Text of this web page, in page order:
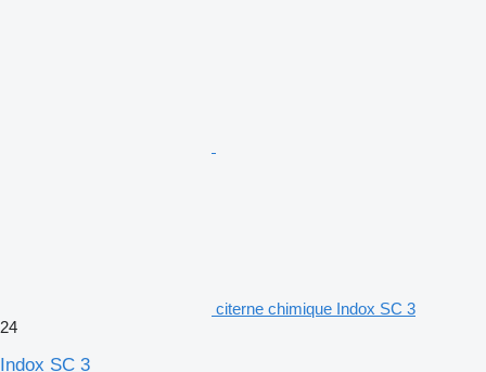
citerne chimique Indox SC 3
24
Indox SC 3